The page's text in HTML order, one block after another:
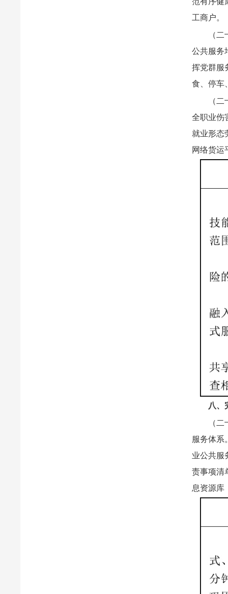
工商户。
（
公共服务
挥党群服
食、停车
（
全职业伤
就业形态
网络货运
八、
（
服务体系
业公共服
责事项清
息资源库